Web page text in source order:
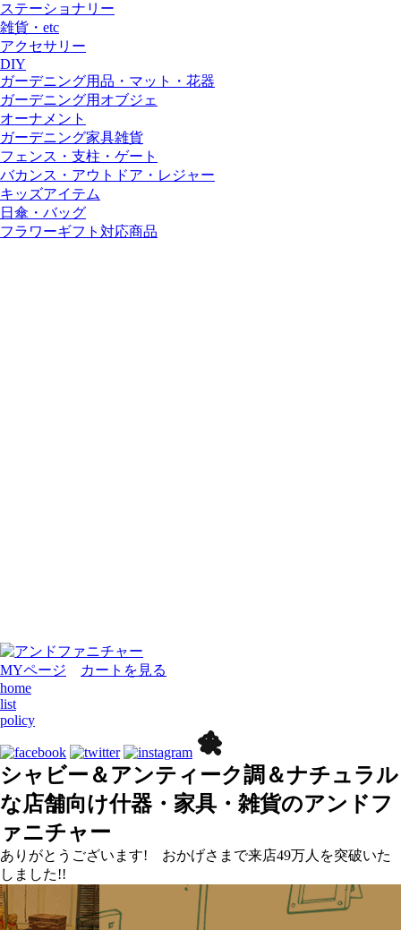
ステーショナリー
雑貨・etc
アクセサリー
DIY
ガーデニング用品・マット・花器
ガーデニング用オブジェ
オーナメント
ガーデニング家具雑貨
フェンス・支柱・ゲート
バカンス・アウトドア・レジャー
キッズアイテム
日傘・バッグ
フラワーギフト対応商品
MYページ
カートを見る
home
list
policy
シャビー＆アンティーク調＆ナチュラル
な店舗向け什器・家具・雑貨のアンドフ
ァニチャー
ありがとうございます! おかげさまで来店49万人を突破いた
しました!!